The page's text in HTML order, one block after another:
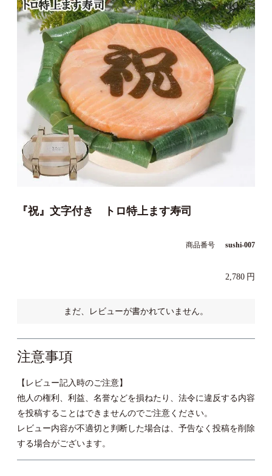
『祝』文字付き トロ特上ます寿司
商品番号 sushi-007
2,780
まだ、レビューが書かれていません。
注意事項
【レビュー記入時のご注意】
他人の権利、利益、名誉などを損ねたり、法令に違反する内容
を投稿することはできませんのでご注意ください。
レビュー内容が不適切と判断した場合は、予告なく投稿を削除
する場合がございます。